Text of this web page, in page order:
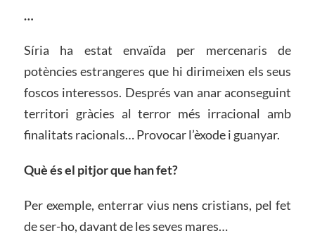
…
Síria ha estat envaïda per mercenaris de
potències estrangeres que hi dirimeixen els seus
foscos interessos. Després van anar aconseguint
territori gràcies al terror més irracional amb
finalitats racionals… Provocar l’èxode i guanyar.
Què és el pitjor que han fet?
Per exemple, enterrar vius nens cristians, pel fet
de ser-ho, davant de les seves mares…